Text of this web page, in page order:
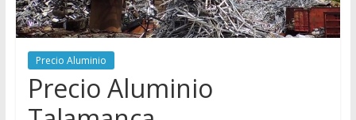
Directorio
de
para
vender
Chatarra
Precio Aluminio
Precio Aluminio